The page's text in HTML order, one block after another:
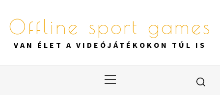
content
Offline sport games
VAN ÉLET A VIDEÓJÁTÉKOKON TÚL IS
Menu